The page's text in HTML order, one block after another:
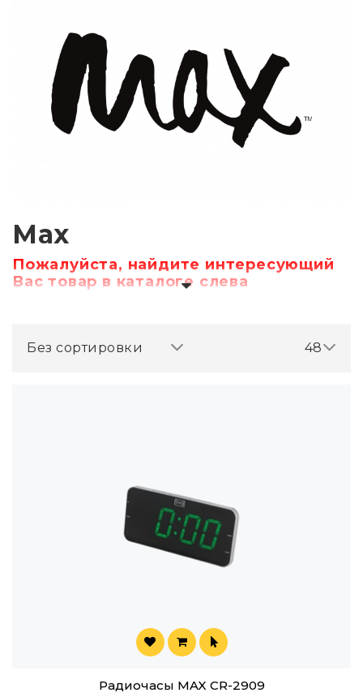
Max
Пожалуйста, найдите интересующий
Вас товар в каталоге слева
48
Без сортировки
Радиочасы MAX CR-2909